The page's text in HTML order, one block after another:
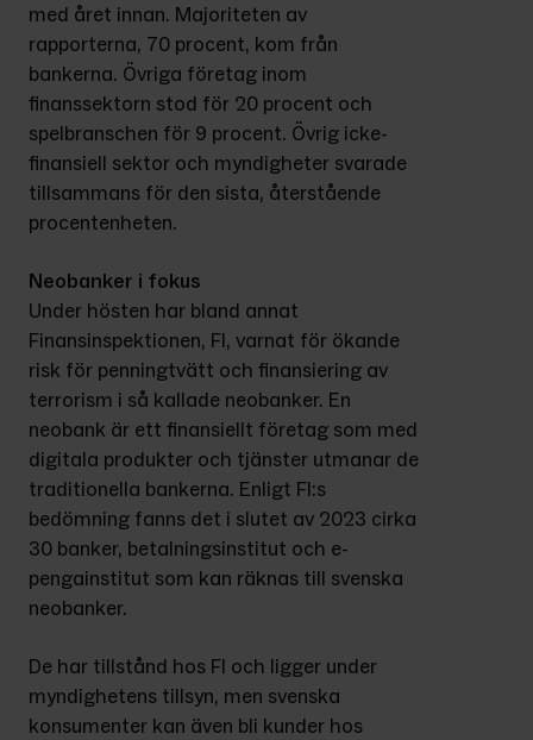
med året innan. Majoriteten av
rapporterna, 70 procent, kom från
bankerna. Övriga företag inom
finanssektorn stod för 20 procent och
spelbranschen för 9 procent. Övrig icke-
finansiell sektor och myndigheter svarade
tillsammans för den sista, återstående
procentenheten.
Neobanker i fokus
Under hösten har bland annat
Finansinspektionen, FI, varnat för ökande
risk för penningtvätt och finansiering av
terrorism i så kallade neobanker. En
neobank är ett finansiellt företag som med
digitala produkter och tjänster utmanar de
traditionella bankerna. Enligt FI:s
bedömning fanns det i slutet av 2023 cirka
30 banker, betalningsinstitut och e-
pengainstitut som kan räknas till svenska
neobanker.
De har tillstånd hos FI och ligger under
myndighetens tillsyn, men svenska
konsumenter kan även bli kunder hos